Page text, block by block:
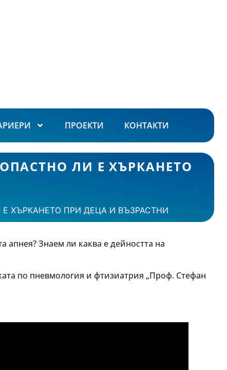
ПРОЕКТИ КОНТАКТИ
ЛИ Е ХЪРКАНЕТО
ХЪРКАНЕТО ПРИ ДЕЦА И ВЪЗРАСТНИ
апнея? Знаем ли каква е дейността на
по пневмология и фтизиатрия „Проф. Стефан